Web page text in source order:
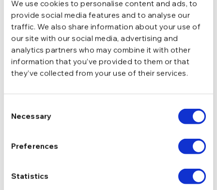
We use cookies to personalise content and ads, to
provide social media features and to analyse our
traffic. We also share information about your use of
our site with our social media, advertising and
analytics partners who may combine it with other
information that you’ve provided to them or that
they’ve collected from your use of their services.
Selection
Necessary
Preferences
Statistics
Cercei din argint Manissi
lei
Cercei din argint Manissi
lei